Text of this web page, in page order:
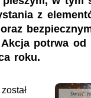
z
potrwa od
roku.